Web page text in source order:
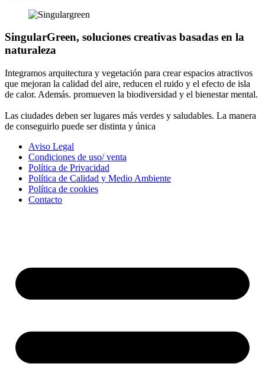
SingularGreen, soluciones creativas basadas en la
naturaleza
Integramos arquitectura y vegetación para crear espacios atractivos
que mejoran la calidad del aire, reducen el ruido y el efecto de isla
de calor. Además. promueven la biodiversidad y el bienestar mental.
Las ciudades deben ser lugares más verdes y saludables. La manera
de conseguirlo puede ser distinta y única
Aviso Legal
Condiciones de uso/ venta
Política de Privacidad
Política de Calidad y Medio Ambiente
Política de cookies
Contacto